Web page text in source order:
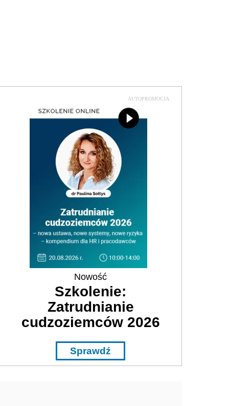
AUTOPROMOCJA
Nowość
Szkolenie:
Zatrudnianie
cudzoziemców 2026
Sprawdź